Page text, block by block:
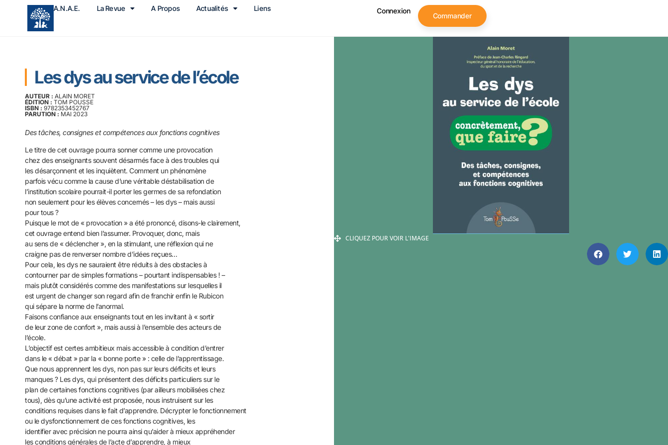
A.N.A.E. La Revue A Propos Actualités Liens Connexion
Commander
Les dys au service de l’école
AUTEUR :ALAIN MORET
ÉDITION :TOM POUSSE
ISBN : 9782353452767
PARUTION : MAI 2023
Des tâches, consignes et compétences aux fonctions cognitives
Le titre de cet ouvrage pourra sonner comme une provocation
chez des enseignants souvent désarmés face à des troubles qui
les désarçonnent et les inquiètent. Comment un phénomène
parfois vécu comme la cause d’une véritable déstabilisation de
l’institution scolaire pourrait-il porter les germes de sa refondation
non seulement pour les élèves concernés – les dys – mais aussi
pour tous ?
Puisque le mot de « provocation » a été prononcé, disons-le clairement,
cet ouvrage entend bien l’assumer. Provoquer, donc, mais
au sens de « déclencher », en la stimulant, une réflexion qui ne
craigne pas de renverser nombre d’idées reçues…
Pour cela, les dys ne sauraient être réduits à des obstacles à
contourner par de simples formations – pourtant indispensables ! –
mais plutôt considérés comme des manifestations sur lesquelles il
est urgent de changer son regard afin de franchir enfin le Rubicon
qui sépare la norme de l’anormal.
Faisons confiance aux enseignants tout en les invitant à « sortir
de leur zone de confort », mais aussi à l’ensemble des acteurs de
l’école.
L’objectif est certes ambitieux mais accessible à condition d’entrer
dans le « débat » par la « bonne porte » : celle de l’apprentissage.
Que nous apprennent les dys, non pas sur leurs déficits et leurs
manques ? Les dys, qui présentent des déficits particuliers sur le
plan de certaines fonctions cognitives (par ailleurs mobilisées chez
tous), dès qu’une activité est proposée, nous instruisent sur les
conditions requises dans le fait d’apprendre. Décrypter le fonctionnement
ou le dysfonctionnement de ces fonctions cognitives, les
identifier avec précision ne pourra ainsi qu’aider à mieux appréhender
les conditions générales de l’acte d’apprendre, à mieux
CLIQUEZ POUR VOIR L'IMAGE